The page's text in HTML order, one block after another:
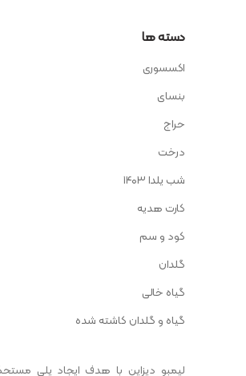
دسته ها
اکسسوری
بنسای
حراج
درخت
شب یلدا ۱۴۰۳
کارت هدیه
کود و سم
گلدان
گیاه خالی
گیاه و گلدان کاشته شده
لیمبو دیزاین با هدف ایجاد پلی